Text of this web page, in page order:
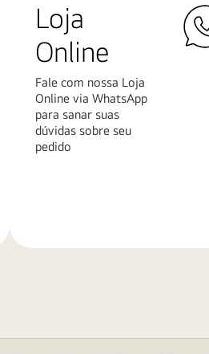
Loja
Online
Fale com nossa Loja
Online via WhatsApp
para sanar suas
dúvidas sobre seu
pedido